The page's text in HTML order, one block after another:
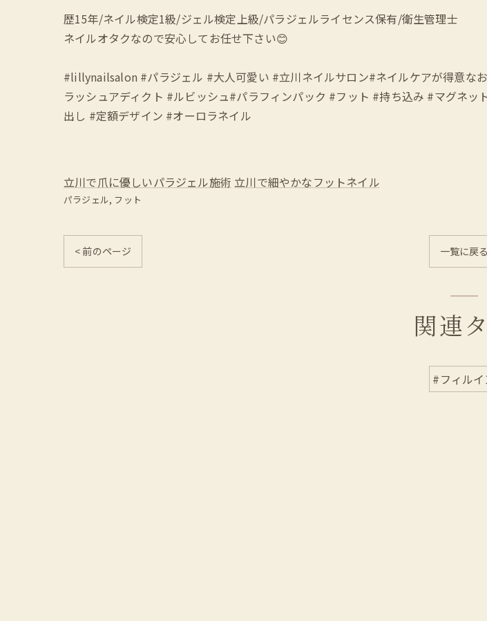
歴15年/ネイル検定1級/ジェル検定上級/パラジェルライセンス保有/衛生管理士
ネイルオタクなので安心してお任せ下さい😊
#lillynailsalon #パラジェル #大人可愛い #立川ネイルサロン#ネイルケアが得意
ラッシュアディクト #ルビッシュ#パラフィンパック #フット #持ち込み #マグ
出し #定額デザイン #オーロラネイル
立川で爪に優しいパラジェル施術 立川で細やかなフットネイル
パラジェル フット
< 前のページ 一覧に戻る
関連
#フィルイ